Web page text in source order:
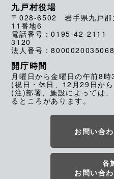
九戸村役場
〒028-6502 岩手県九戸郡
11番地6
電話番号：0195-42-2111
3120
法人番号：8000020035068
開庁時間
月曜日から金曜日の午前8
(祝日・休日、12月29日か
(注)部署、施設によっては
るところがあります。
お問い合
各
お問い合